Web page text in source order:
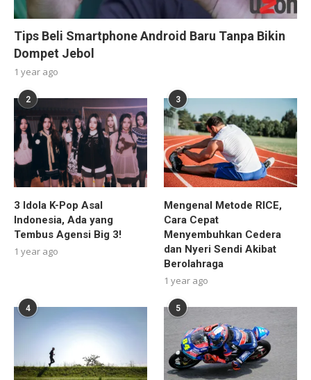
Tips Beli Smartphone Android Baru Tanpa Bikin
Dompet Jebol
1 year ago
2
3 Idola K-Pop Asal
Indonesia, Ada yang
Tembus Agensi Big 3!
1 year ago
3
Mengenal Metode RICE,
Cara Cepat
Menyembuhkan Cedera
dan Nyeri Sendi Akibat
Berolahraga
1 year ago
4 5